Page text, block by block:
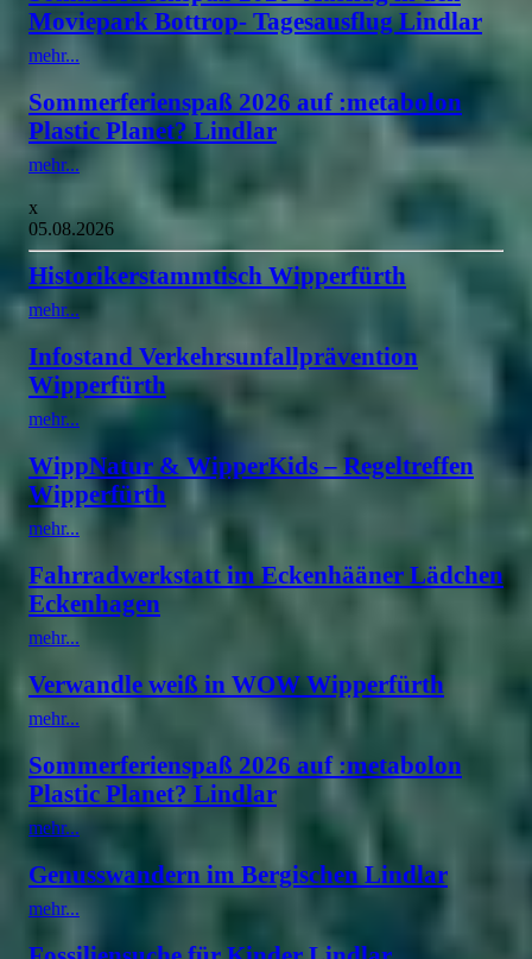
Moviepark Bottrop- Tagesausflug Lindlar
mehr...
Sommerferienspaß 2026 auf :metabolon
Plastic Planet? Lindlar
mehr...
x
05.08.2026
Historikerstammtisch Wipperfürth
mehr...
Infostand Verkehrsunfallprävention
Wipperfürth
mehr...
WippNatur & WipperKids – Regeltreffen
Wipperfürth
mehr...
Fahrradwerkstatt im Eckenhääner Lädchen
Eckenhagen
mehr...
Verwandle weiß in WOW Wipperfürth
mehr...
Sommerferienspaß 2026 auf :metabolon
Plastic Planet? Lindlar
mehr...
Genusswandern im Bergischen Lindlar
mehr...